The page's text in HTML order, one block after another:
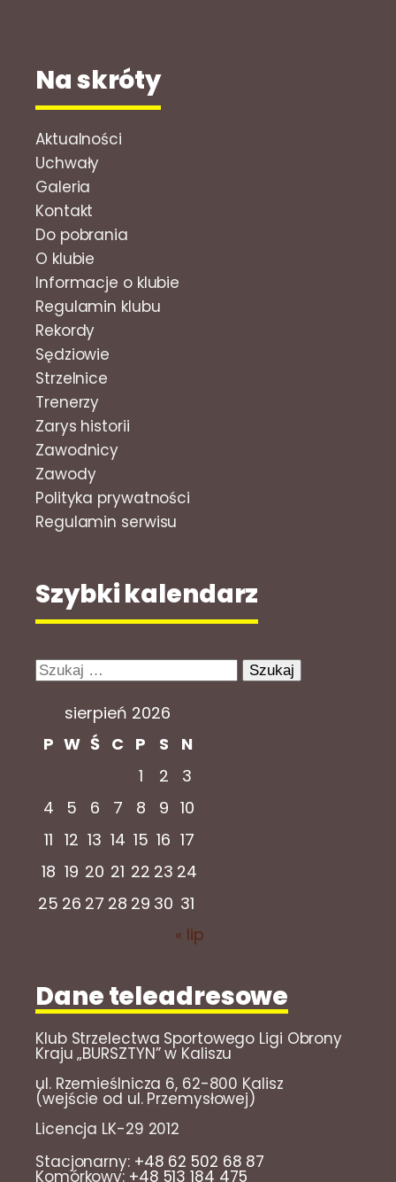
Na skróty
Aktualności
Uchwały
Galeria
Kontakt
Do pobrania
O klubie
Informacje o klubie
Regulamin klubu
Rekordy
Sędziowie
Strzelnice
Trenerzy
Zarys historii
Zawodnicy
Zawody
Polityka prywatności
Regulamin serwisu
Szybki kalendarz
Szukaj:
sierpień 2026
P W Ś C P S
N
1
2
3
4
5 6 7 8 9 10
11 12 13 14 15 16 17
18 19 20 21 22 23 24
25 26 27 28 29 30 31
« lip
Dane teleadresowe
Klub Strzelectwa Sportowego Ligi Obrony
Kraju „BURSZTYN” w Kaliszu
ul. Rzemieślnicza 6, 62-800 Kalisz
(wejście od ul. Przemysłowej)
Licencja LK-29 2012
Stacjonarny: +48 62 502 68 87
Komórkowy: +48 513 184 475